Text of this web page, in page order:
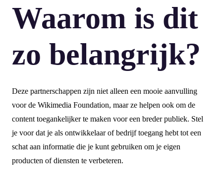
Waarom is dit
zo belangrijk?
Deze partnerschappen zijn niet alleen een mooie aanvulling
voor de Wikimedia Foundation, maar ze helpen ook om de
content toegankelijker te maken voor een breder publiek. Stel
je voor dat je als ontwikkelaar of bedrijf toegang hebt tot een
schat aan informatie die je kunt gebruiken om je eigen
producten of diensten te verbeteren.